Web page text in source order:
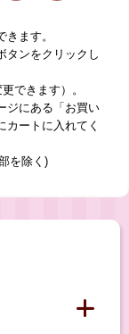
ます。
タンをクリックし
できます）。
ジにある「お買い
カートに入れてく
を除く)